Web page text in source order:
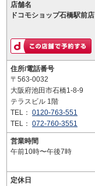
店舗名
ドコモショップ石橋駅前店
住所/電話番号
〒563-0032
大阪府池田市石橋1-8-9
テラスビル 1階
TEL： 0120-763-551
TEL： 072-760-3551
営業時間
午前10時〜午後7時
定休日